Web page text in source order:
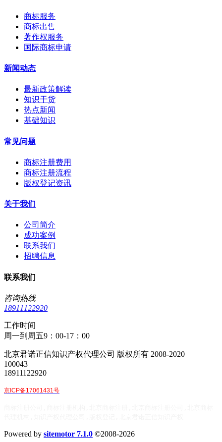
商标服务
商标出售
著作权服务
国际商标申请
新闻动态
最新政策解读
知识干货
热点新闻
基础知识
常见问题
商标注册费用
商标注册流程
版权登记资讯
关于我们
公司简介
成功案例
联系我们
招聘信息
联系我们
咨询热线
18911122920
工作时间
周一到周五9：00-17：00
北京君诺正信知识产权代理公司 版权所有 2008-2020
100043
18911122920
京ICP备17061431号
Powered by sitemotor 7.1.0 ©2008-2026